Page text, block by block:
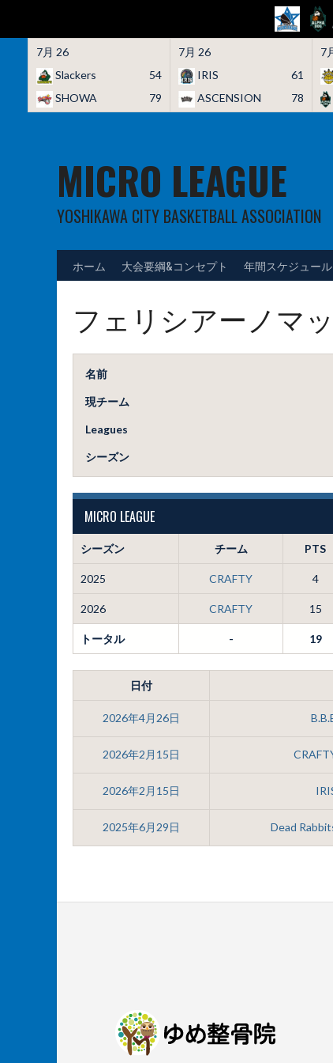
7月 26
Slackers
54
SHOWA
79
7月 26
IRIS
61
ASCENSION
78
7
MICRO LEAGUE
YOSHIKAWA CITY BASKETBALL ASSOCIATION
ホーム 大会要綱&コンセプト 年間スケジュール
フェリシアーノマ
名前
現チーム
Leagues
シーズン
MICRO LEAGUE
シーズン チーム PTS
2025 CRAFTY 4
2026 CRAFTY 15
トータル - 19
日付
2026年4月26日
2026年2月15日
2026年2月15日
2025年6月29日 Dead